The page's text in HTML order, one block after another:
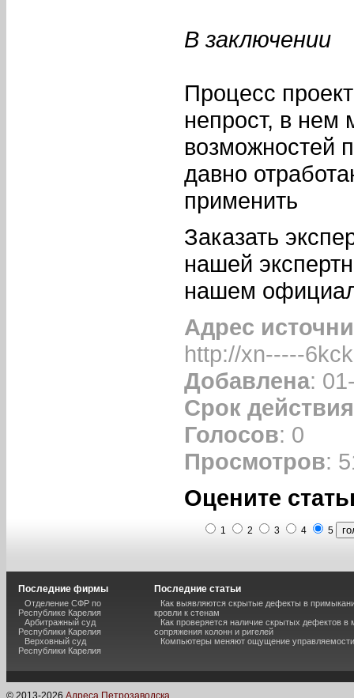
В заключении
Процесс
непрост, в нем
возможностей
давно
применить
Заказать
нашей
нашем
Адрес
http://xn-----
Добавлена:
Срок действия
Голосов: 0
Просмотров:
Оцените
1 2 3 4 5
Последние фирмы
Отделение СФР по
Республике Карелия
Арбитражный суд
Республики Карелия
Верховный суд
Республики Карелия
Последние статьи
Как выявляются скрытые дефекты в
кровли к стенам
Как проверяется наличие скрытых дефектов в
сопряжения колонн и ригелей
Компьютеры меняют ощущение управляемости
© 2013-2026 Адреса Петрозаводска